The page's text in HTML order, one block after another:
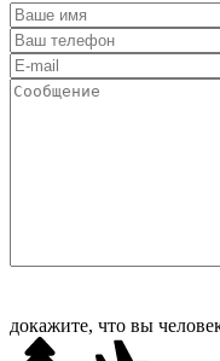
докажите, что вы